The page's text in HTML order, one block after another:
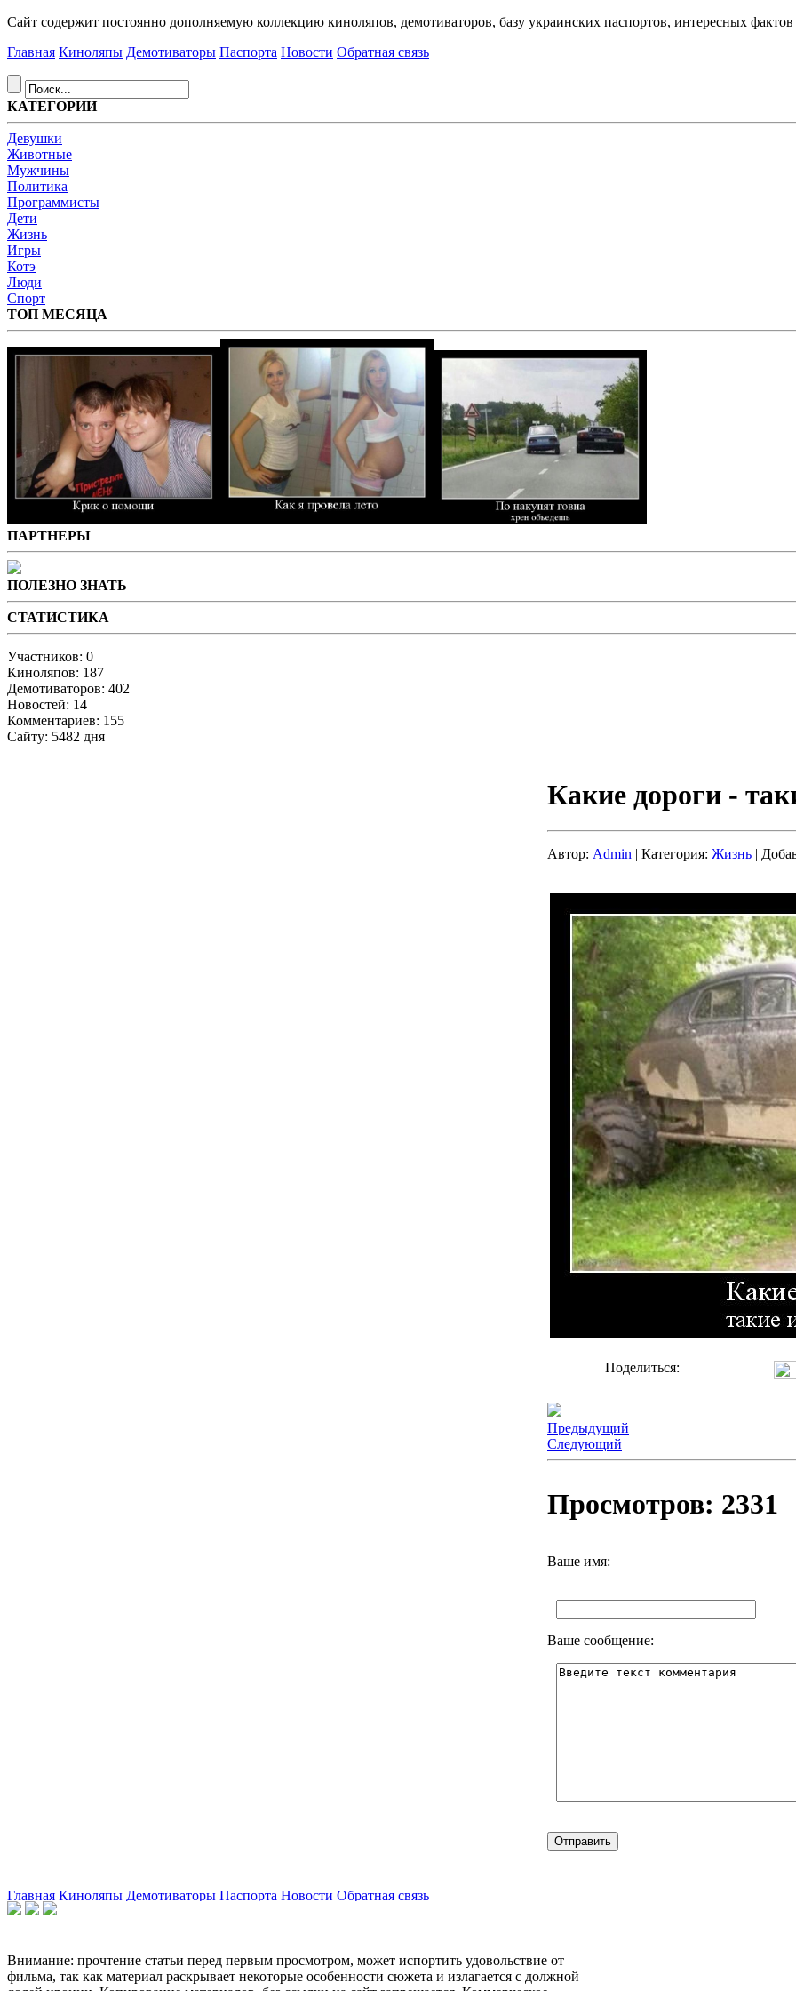
Сайт содержит постоянно дополняемую коллекцию киноляпов, демотиваторов, базу украинских паспортов, интересных
Главная Киноляпы Демотиваторы Паспорта Новости Обратная связь
КАТЕГОРИИ
Девушки
Животные
Мужчины
Политика
Программисты
Дети
Жизнь
Игры
Котэ
Люди
Спорт
ТОП МЕСЯЦА
ПАРТНЕРЫ
ПОЛЕЗНО ЗНАТЬ
СТАТИСТИКА
Участников: 0
Киноляпов: 187
Демотиваторов: 402
Новостей: 14
Комментариев: 155
Сайту: 5482 дня
Какие дороги -
Автор: Admin | Категория: Жизнь |
Поделиться:
Предыдущий
Следующий
Просмотров: 2331
Ваше имя:
Ваше сообщение:
Главная Киноляпы Демотиваторы Паспорта Новости Обратная связь
Внимание: прочтение статьи перед первым просмотром, может испортить удовольствие от
фильма, так как материал раскрывает некоторые особенности сюжета и излагается с должной